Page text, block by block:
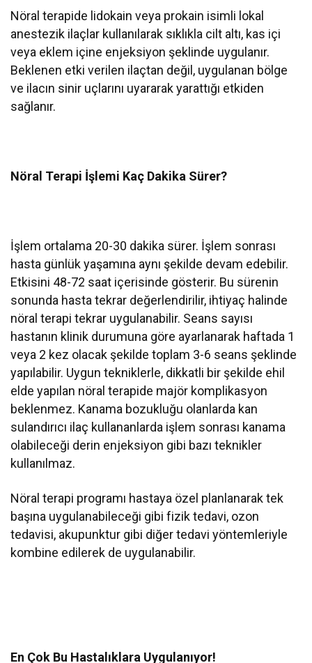
Nöral terapide lidokain veya prokain isimli lokal
anestezik ilaçlar kullanılarak sıklıkla cilt altı, kas içi
veya eklem içine enjeksiyon şeklinde uygulanır.
Beklenen etki verilen ilaçtan değil, uygulanan bölge
ve ilacın sinir uçlarını uyararak yarattığı etkiden
sağlanır.
Nöral Terapi İşlemi Kaç Dakika Sürer?
İşlem ortalama 20-30 dakika sürer. İşlem sonrası
hasta günlük yaşamına aynı şekilde devam edebilir.
Etkisini 48-72 saat içerisinde gösterir. Bu sürenin
sonunda hasta tekrar değerlendirilir, ihtiyaç halinde
nöral terapi tekrar uygulanabilir. Seans sayısı
hastanın klinik durumuna göre ayarlanarak haftada 1
veya 2 kez olacak şekilde toplam 3-6 seans şeklinde
yapılabilir. Uygun tekniklerle, dikkatli bir şekilde ehil
elde yapılan nöral terapide majör komplikasyon
beklenmez. Kanama bozukluğu olanlarda kan
sulandırıcı ilaç kullananlarda işlem sonrası kanama
olabileceği derin enjeksiyon gibi bazı teknikler
kullanılmaz.
Nöral terapi programı hastaya özel planlanarak tek
başına uygulanabileceği gibi fizik tedavi, ozon
tedavisi, akupunktur gibi diğer tedavi yöntemleriyle
kombine edilerek de uygulanabilir.
En Çok Bu Hastalıklara Uygulanıyor!